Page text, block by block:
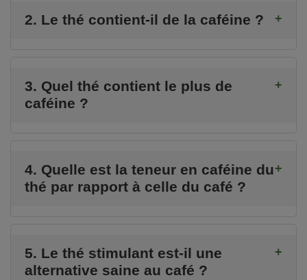
2. Le thé contient-il de la caféine ?
3. Quel thé contient le plus de
caféine ?
4. Quelle est la teneur en caféine du
thé par rapport à celle du café ?
5. Le thé stimulant est-il une
alternative saine au café ?